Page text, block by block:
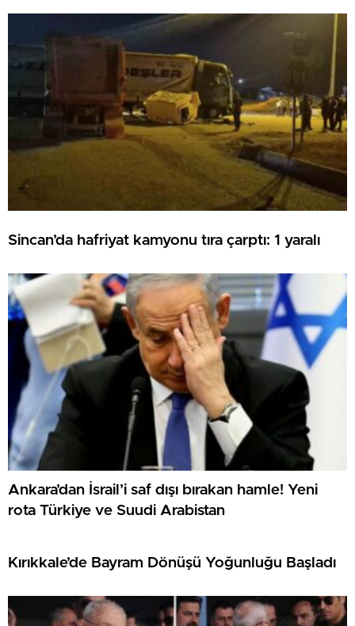
Sincan’da hafriyat kamyonu tıra çarptı: 1 yaralı
Ankara’dan İsrail’i saf dışı bırakan hamle! Yeni
rota Türkiye ve Suudi Arabistan
Kırıkkale’de Bayram Dönüşü Yoğunluğu Başladı